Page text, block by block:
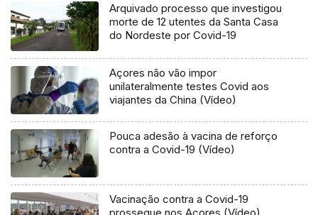
Arquivado processo que investigou
morte de 12 utentes da Santa Casa
do Nordeste por Covid-19
Açores não vão impor
unilateralmente testes Covid aos
viajantes da China (Vídeo)
Pouca adesão à vacina de reforço
contra a Covid-19 (Vídeo)
Vacinação contra a Covid-19